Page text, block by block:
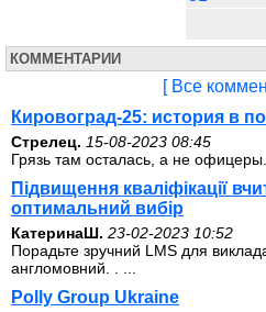
КОММЕНТАРИИ
[ Все
Кировоград-25: история в
Стрелец. 15-08-2023 08:45
Грязь там осталась, а не
Підвищення кваліфікації
оптимальний вибір
КатеринаШ. 23-02-2023 10:52
Порадьте зручний LMS для
англомовний. . ...
Polly Group Ukraine